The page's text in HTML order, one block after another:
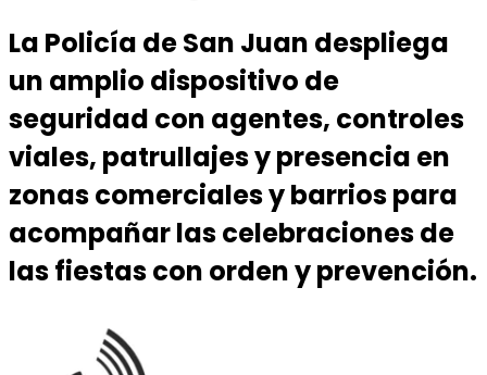
La Policía de San Juan despliega
un amplio dispositivo de
seguridad con agentes, controles
viales, patrullajes y presencia en
zonas comerciales y barrios para
acompañar las celebraciones de
las fiestas con orden y prevención.